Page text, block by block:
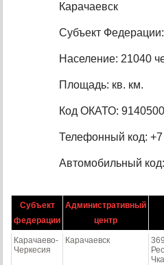
Карачаевск
Субъект
Население: 21040
Площадь: кв. км.
Код ОКАТО:
Телефонный код:
Автомобильный
Субъект
федерации
Административный
центр
Карачаево-
Черкесия
Карачаевск